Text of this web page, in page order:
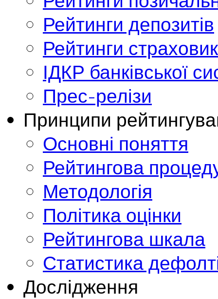
Рейтинги депозитів
Рейтинги
ІДКР банківської
Прес-релізи
Принципи
Основні поняття
Рейтингова
Методологія
Політика оцінки
Рейтингова шкала
Статистика
Дослідження